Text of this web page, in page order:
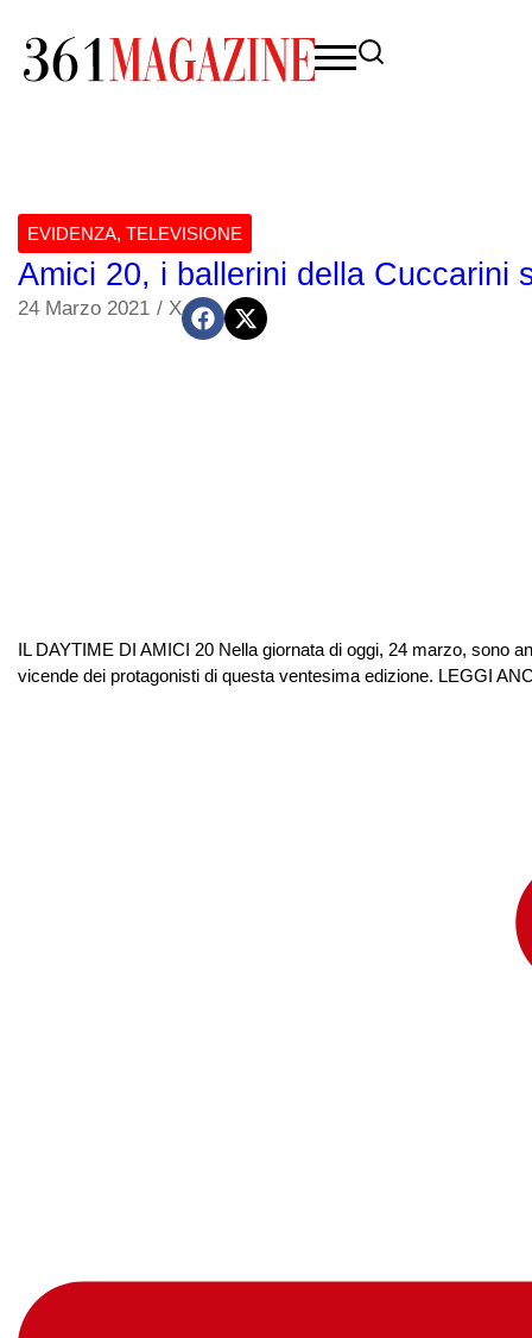
EVIDENZA, TELEVISIONE
Amici 20, i ballerini della Cuccarini
24 Marzo 2021 / X
IL DAYTIME DI AMICI 20 Nella giornata di oggi, 24 marzo, sono
vicende dei protagonisti di questa ventesima edizione. LEGGI